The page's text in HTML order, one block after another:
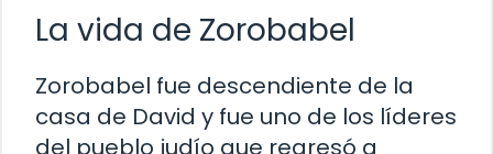
La vida de Zorobabel
Zorobabel fue descendiente de la
casa de David y fue uno de los líderes
del pueblo judío que regresó a